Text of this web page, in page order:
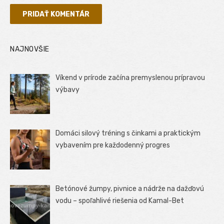
NAJNOVŠIE
Víkend v prírode začína premyslenou prípravou
výbavy
Domáci silový tréning s činkami a praktickým
vybavením pre každodenný progres
Betónové žumpy, pivnice a nádrže na dažďovú
vodu – spoľahlivé riešenia od Kamal-Bet